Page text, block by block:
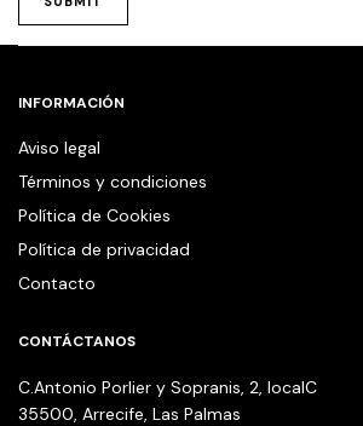
INFORMACIÓN
Aviso legal
Términos y condiciones
Política de Cookies
Política de privacidad
Contacto
CONTÁCTANOS
C.Antonio Porlier y Sopranis, 2, localC
35500, Arrecife, Las Palmas